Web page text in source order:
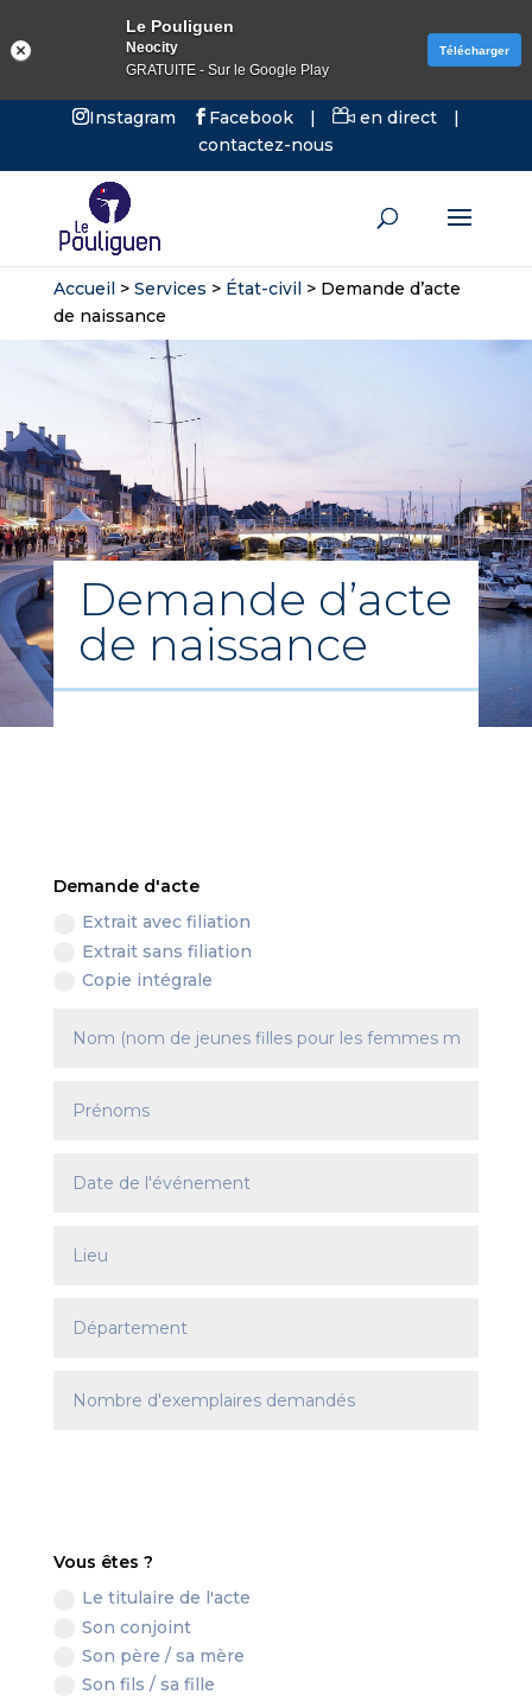
Instagram Facebook | en direct
|
contactez-nous
Accueil> Services > État-civil> Demande d’acte
de naissance
Demande d’acte
de naissance
Demande d'acte
Extrait avec filiation
Extrait sans filiation
Copie intégrale
Vous êtes ?
Le titulaire de l'acte
Son conjoint
Son père / sa mère
Son fils / sa fille
Le Pouliguen
Neocity
GRATUITE - Sur le Google Play
Télécharger